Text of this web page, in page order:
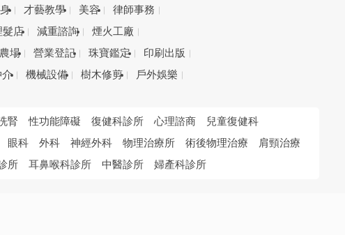
才藝教學 美容
律師事務
髮店 減重諮詢
煙火工廠
場 營業登記 珠寶鑑定
印刷出版
介 機械設備 樹木修剪
戶外娛樂
腎 性功能障礙 復健科診所 心理諮商
兒童復健科
眼科 外科 神經外科 物理治療所 術後物理治療
肩頸治療
所 耳鼻喉科診所 中醫診所 婦產科診所